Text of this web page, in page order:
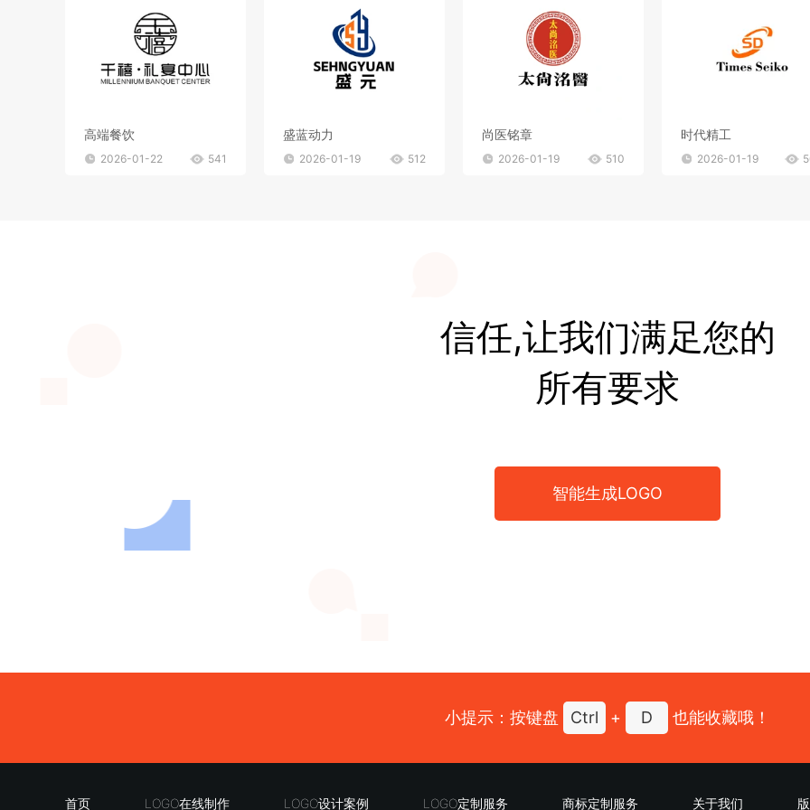
高端餐饮
2026-01-22 541
盛蓝动力
2026-01-19 512
尚医铭章
2026-01-19 510
时代精工
2026-01-19
信任,让我们满足您的
所有要求
智能生成LOGO
小提示：按键盘 Ctrl + D 也能收藏哦！
首页 LOGO在线制作 LOGO设计案例 LOGO定制服务 商标定制服务 关于我们